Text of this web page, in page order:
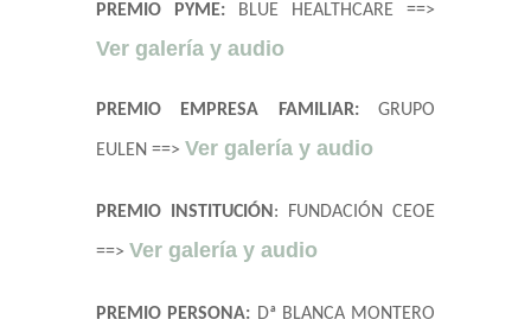
PREMIO PYME:BLUE HEALTHCARE ==>
Ver galería y audio
PREMIO EMPRESA FAMILIAR:GRUPO
EULEN ==> Ver galería y audio
PREMIO INSTITUCIÓN: FUNDACIÓN CEOE
==> Ver galería y audio
PREMIO PERSONA: Dª BLANCA MONTERO